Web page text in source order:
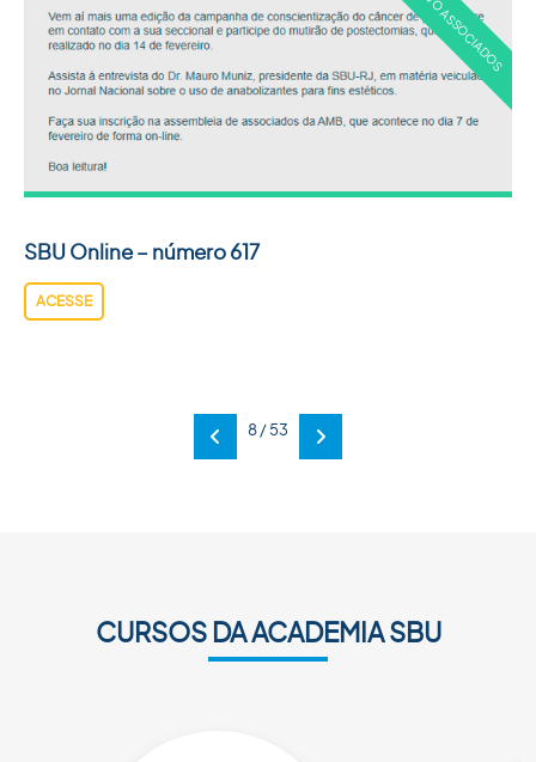
SBU Online – número 617
ACESSE
Anterior
8 / 53
Próxima
CURSOS DA ACADEMIA SBU